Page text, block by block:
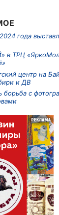
года
в ТРЦ
центр на
и ДВ
борьба с